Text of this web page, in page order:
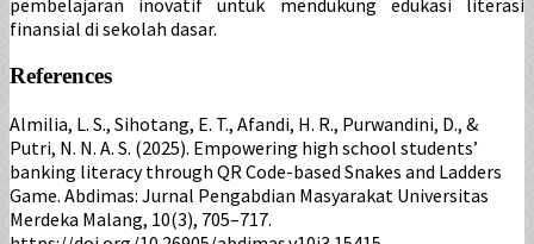
pembelajaran inovatif untuk mendukung edukasi literasi
finansial di sekolah dasar.
References
Almilia, L. S., Sihotang, E. T., Afandi, H. R., Purwandini, D., &
Putri, N. N. A. S. (2025). Empowering high school students’
banking literacy through QR Code-based Snakes and Ladders
Game. Abdimas: Jurnal Pengabdian Masyarakat Universitas
Merdeka Malang, 10(3), 705–717.